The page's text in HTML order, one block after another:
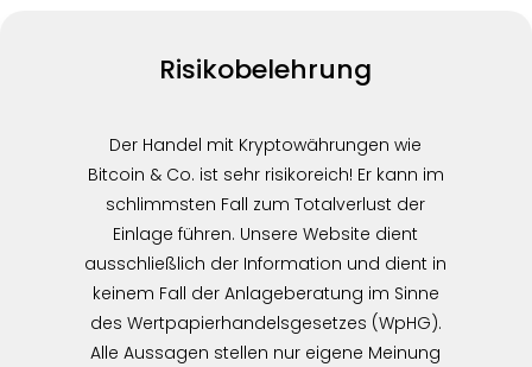
Risikobelehrung
Der Handel mit Kryptowährungen wie
Bitcoin & Co. ist sehr risikoreich! Er kann im
schlimmsten Fall zum Totalverlust der
Einlage führen. Unsere Website dient
ausschließlich der Information und dient in
keinem Fall der Anlageberatung im Sinne
des Wertpapierhandelsgesetzes (WpHG).
Alle Aussagen stellen nur eigene Meinung